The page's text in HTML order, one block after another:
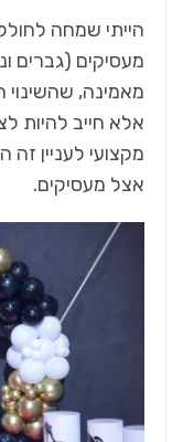
הייתי שמחה
מעסיקים (גברים
מאמינה, שהשינוי
אלא חייב להיות
מקצועי לעניין
אצל מעסיקים.